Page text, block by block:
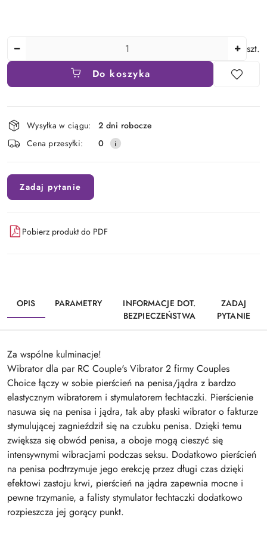
szt.
Do koszyka
Dostępność
i
dostawa
Wysyłka w ciągu:
2 dni robocze
Cena przesyłki:
0
Zadaj pytanie
Pobierz produkt do PDF
OPIS PARAMETRY
INFORMACJE DOT.
BEZPIECZEŃSTWA
ZADAJ
PYTANIE
Za wspólne kulminacje!
Wibrator dla par RC Couple's Vibrator 2 firmy Couples
Choice łączy w sobie pierścień na penisa/jądra z bardzo
elastycznym wibratorem i stymulatorem łechtaczki. Pierścienie
nasuwa się na penisa i jądra, tak aby płaski wibrator o fakturze
stymulującej zagnieździł się na czubku penisa. Dzięki temu
zwiększa się obwód penisa, a oboje mogą cieszyć się
intensywnymi wibracjami podczas seksu. Dodatkowo pierścień
na penisa podtrzymuje jego erekcję przez długi czas dzięki
efektowi zastoju krwi, pierścień na jądra zapewnia mocne i
pewne trzymanie, a falisty stymulator łechtaczki dodatkowo
rozpieszcza jej gorący punkt.